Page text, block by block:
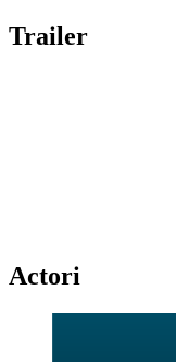
Trailer
Actori